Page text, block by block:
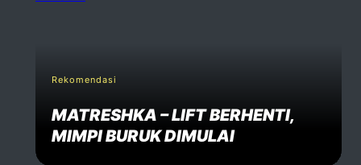
Rekomendasi
MATRESHKA – LIFT BERHENTI,
MIMPI BURUK DIMULAI